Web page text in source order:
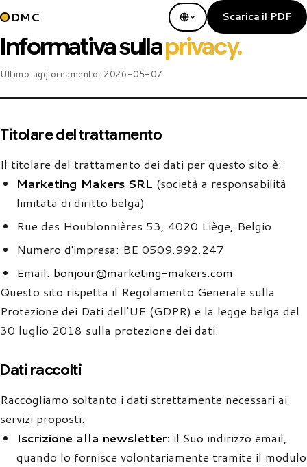
DMC Scarica il PDF
Informativa sullaprivacy.
Ultimo aggiornamento: 2026-05-07
Titolare del trattamento
Il titolare del trattamento dei dati per questo sito è:
Marketing Makers SRL (società a responsabilità
limitata di diritto belga)
Rue des Houblonnières 53, 4020 Liège, Belgio
Numero d'impresa: BE 0509.992.247
Email: bonjour@marketing-makers.com
Questo sito rispetta il Regolamento Generale sulla
Protezione dei Dati dell'UE (GDPR) e la legge belga del
30 luglio 2018 sulla protezione dei dati.
Dati raccolti
Raccogliamo soltanto i dati strettamente necessari ai
servizi proposti:
Iscrizione alla newsletter: il Suo indirizzo email,
quando lo fornisce volontariamente tramite il modulo